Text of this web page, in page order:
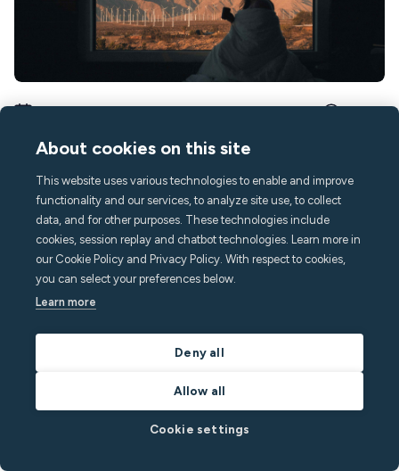
10 modèles de messages pour vos voyageurs
Airbnb
Optimisez la communication avec vos voyageurs sur Airbnb !
Découvrez 10 modèles de messages efficaces pour des
échanges fluides et conviviaux
Minut dans [EN - DO NOT USE] Minut News
Lire le post
About cookies on this site
This website uses various technologies to enable and improve
functionality and our services, to analyze site use, to collect
data, and for other purposes. These technologies include
cookies, session replay and chatbot technologies. Learn more in
our Cookie Policy and Privacy Policy. With respect to cookies,
you can select your preferences below.
Learn more
Deny all
Allow all
Cookie settings